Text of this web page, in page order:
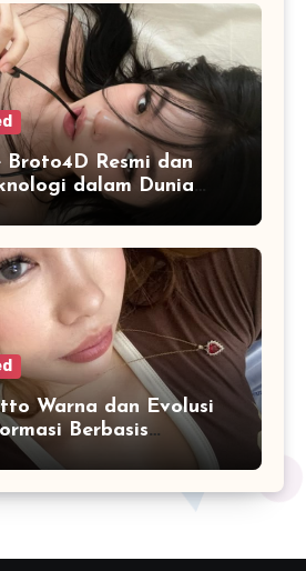
Broto4D Resmi dan
dalam Dunia
Warna dan Evolusi
Berbasis